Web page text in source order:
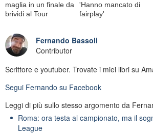
maglia in un finale da
brividi al Tour
'Hanno mancato di
fairplay'
Fernando Bassoli
Contributor
Scrittore e youtuber. Trovate i miei libri su
Segui Fernando su Facebook
Leggi di più sullo stesso argomento da
Roma: ora testa al campionato, ma il
League